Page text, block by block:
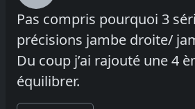
Pas compris pourquoi 3
précisions jambe droite/
Du coup j’ai rajouté une 4
équilibrer.